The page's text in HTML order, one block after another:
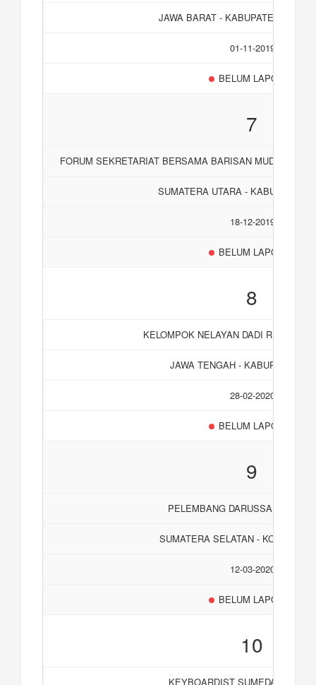
JAWA BARAT - KABUPATEN
01-11-2019
BELUM LAPORAN
7
FORUM SEKRETARIAT BERSAMA BARISAN MUDA
SUMATERA UTARA - KABUPATEN
18-12-2019
BELUM LAPORAN
8
KELOMPOK NELAYAN DADI RUKUN
JAWA TENGAH - KABUPATEN
28-02-2020
BELUM LAPORAN
9
PELEMBANG DARUSSALAM
SUMATERA SELATAN - KOTA
12-03-2020
BELUM LAPORAN
10
KEYBOARDIST SUMEDANG